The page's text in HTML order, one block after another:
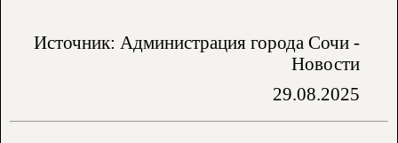
Источник: Администрация города Сочи -
Новости
29.08.2025